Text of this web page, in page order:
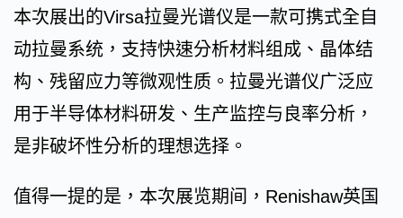
本次展出的Virsa拉曼光谱仪是一款可携式全自
动拉曼系统，支持快速分析材料组成、晶体结
构、残留应力等微观性质。拉曼光谱仪广泛应
用于半导体材料研发、生产监控与良率分析，
是非破坏性分析的理想选择。
值得一提的是，本次展览期间，Renishaw英国